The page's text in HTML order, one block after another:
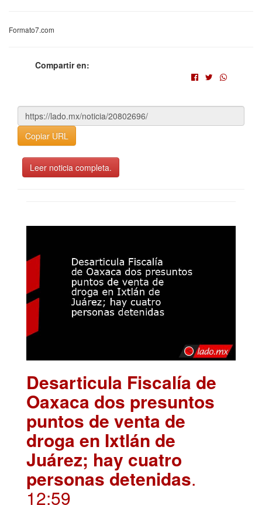
Formato7.com
Compartir en:
Copiar URL
Leer noticia completa.
Desarticula Fiscalía de
Oaxaca dos presuntos
puntos de venta de
droga en Ixtlán de
Juárez; hay cuatro
personas detenidas.
12:59